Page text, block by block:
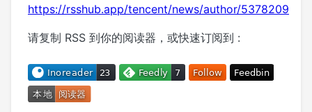
https://rsshub.app/tencent/news/author/5378209
请复制 RSS 到你的阅读器，或快速订阅到 :